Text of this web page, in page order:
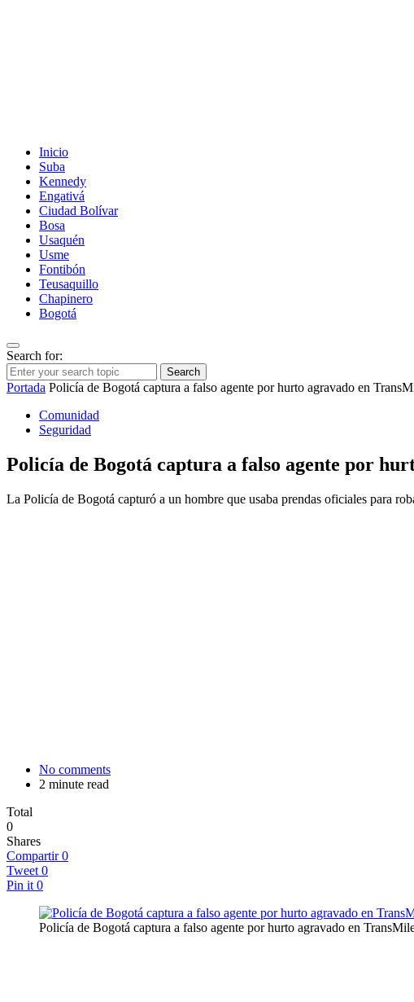
Inicio
Suba
Kennedy
Engativá
Ciudad Bolívar
Bosa
Usaquén
Usme
Fontibón
Teusaquillo
Chapinero
Bogotá
Search for:
Search
Portada Policía de Bogotá captura a falso agente por hurto agravado en
Comunidad
Seguridad
Policía de Bogotá captura a falso agente por
La Policía de Bogotá capturó a un hombre que usaba prendas oficiales para
No comments
2 minute read
Total
0
Shares
Compartir 0
Tweet 0
Pin it 0
Policía de Bogotá captura a falso agente por hurto agravado en